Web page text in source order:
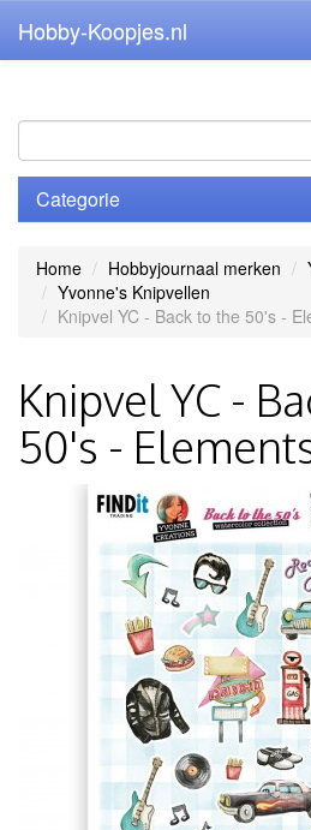
Hobby-Koopjes.nl
Categorie
Home Hobbyjournaal merken
Yvonne's Knipvellen
Knipvel YC - Back to the 50's -
Knipvel YC -
50's -